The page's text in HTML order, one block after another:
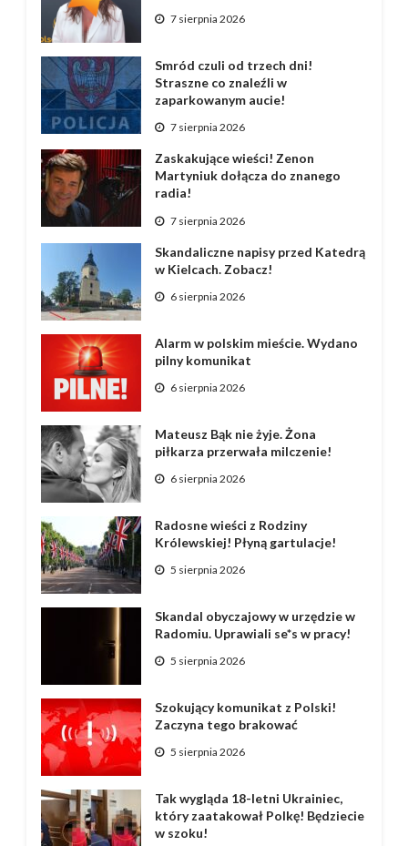
7 sierpnia 2026
Smród czuli od trzech dni!
Straszne co znaleźli w
zaparkowanym aucie!
7 sierpnia 2026
Zaskakujące wieści! Zenon
Martyniuk dołącza do znanego
radia!
7 sierpnia 2026
Skandaliczne napisy przed Katedrą
w Kielcach. Zobacz!
6 sierpnia 2026
Alarm w polskim mieście. Wydano
pilny komunikat
6 sierpnia 2026
Mateusz Bąk nie żyje. Żona
piłkarza przerwała milczenie!
6 sierpnia 2026
Radosne wieści z Rodziny
Królewskiej! Płyną gartulacje!
5 sierpnia 2026
Skandal obyczajowy w urzędzie w
Radomiu. Uprawiali se*s w pracy!
5 sierpnia 2026
Szokujący komunikat z Polski!
Zaczyna tego brakować
5 sierpnia 2026
Tak wygląda 18-letni Ukrainiec,
który zaatakował Polkę! Będziecie
w szoku!